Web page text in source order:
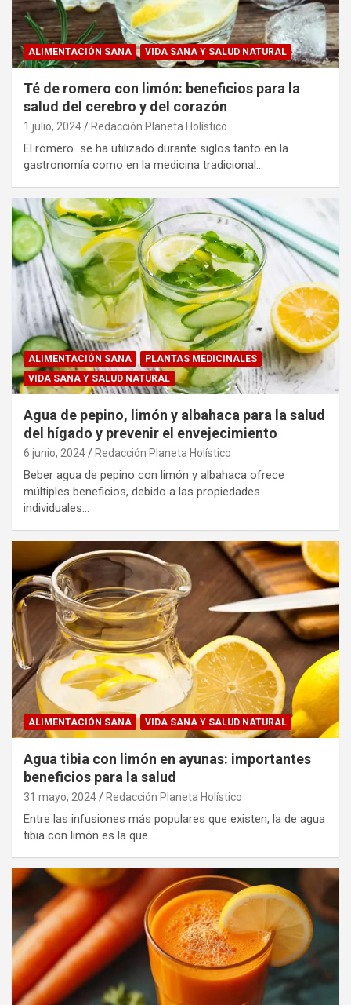
ALIMENTACIÓN SANA VIDA SANA Y SALUD NATURAL
Té de romero con limón: beneficios para la
salud del cerebro y del corazón
1 julio, 2024 Redacción Planeta Holístico
El romero se ha utilizado durante siglos tanto en la
gastronomía como en la medicina tradicional…
ALIMENTACIÓN SANA
PLANTAS MEDICINALES
VIDA SANA Y SALUD NATURAL
Agua de pepino, limón y albahaca para la salud
del hígado y prevenir el envejecimiento
6 junio, 2024 Redacción Planeta Holístico
Beber agua de pepino con limón y albahaca ofrece
múltiples beneficios, debido a las propiedades
individuales…
ALIMENTACIÓN SANA VIDA SANA Y SALUD NATURAL
Agua tibia con limón en ayunas: importantes
beneficios para la salud
31 mayo, 2024 Redacción Planeta Holístico
Entre las infusiones más populares que existen, la de agua
tibia con limón es la que…